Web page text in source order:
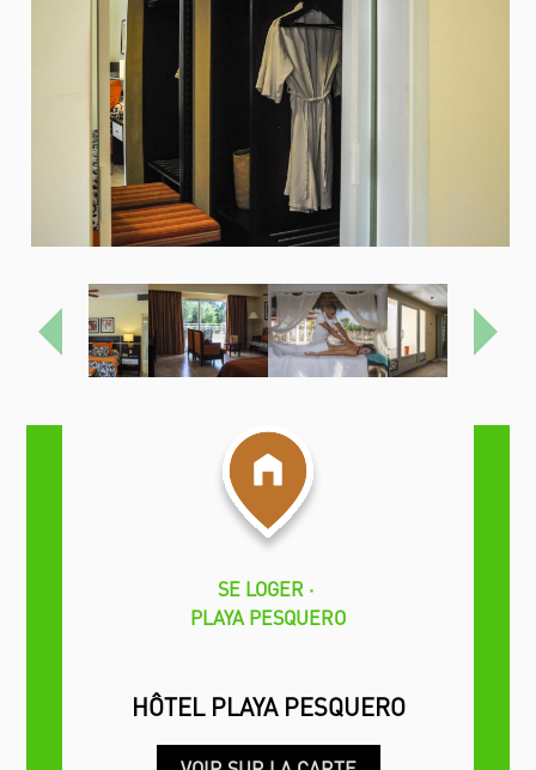
Précédent
HÔTEL PLAYA PESQUERO
SE LOGER
PLAYA PESQUERO